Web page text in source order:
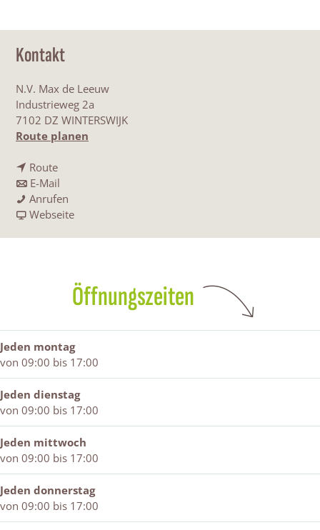
Kontakt
N.V. Max de Leeuw
Industrieweg 2a
7102 DZ WINTERSWIJK
Route planen
d
e
e
u
Routeb
i
s
N
L
e
u
w
E-Mail
i
s
e
L
e
u
Anrufen
.
x
d
e
e
w
Webseitea
.
M
d
e
e
e
w
Öffnungszeiten
Jeden montag
von 09:00 bis 17:00
Jeden dienstag
von 09:00 bis 17:00
Jeden mittwoch
von 09:00 bis 17:00
Jeden donnerstag
von 09:00 bis 17:00